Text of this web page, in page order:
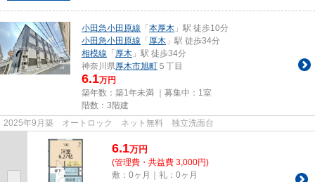
小田急小田原線 「本厚木 」駅 徒歩10分
小田急小田原線 「厚木 」駅 徒歩34分
相模線 「厚木 」駅 徒歩34分
神奈川県厚木市旭町 ５丁目
6.1万円
築年数：築1年未満 ｜募集中： 1室
階数：3階建
2025年9月築 オートロック ネット無料 独立洗面台
6.1万円
(管理費・共益費 3,000円)
敷：0ヶ月｜礼：0ヶ月